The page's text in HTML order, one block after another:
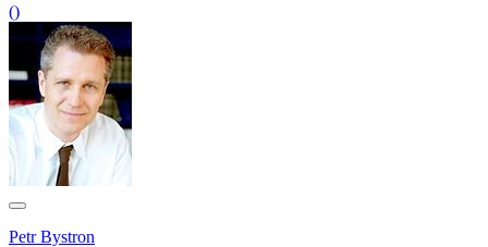
()
Petr Bystron